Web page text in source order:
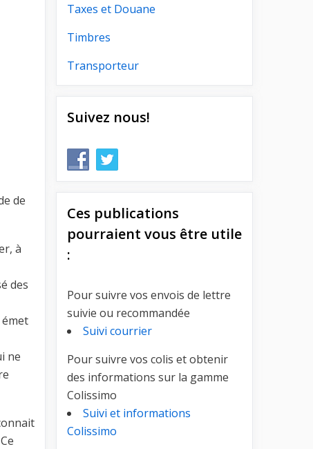
de
à
des
ne
Taxes et Douane
Timbres
Transporteur
Suivez nous!
Ces publications
pourraient vous être utile
:
Pour suivre vos envois de lettre
suivie ou recommandée
Suivi courrier
Pour suivre vos colis et obtenir
des informations sur la gamme
Colissimo
Suivi et informations
Colissimo